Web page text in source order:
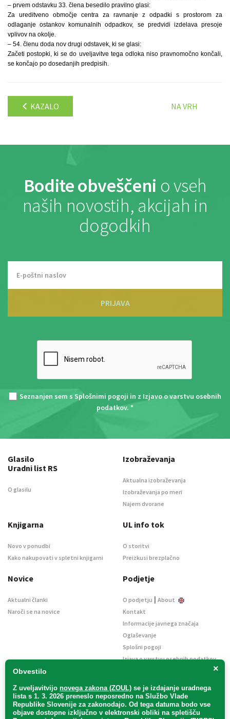
– prvem odstavku 33. člena besedilo pravilno glasi:
Za ureditveno območje centra za ravnanje z odpadki s prostorom za
odlaganje ostankov komunalnih odpadkov, se predvidi izdelava presoje
vplivov na okolje.
– 54. členu doda nov drugi odstavek, ki se glasi:
Začeti postopki, ki se do uveljavitve tega odloka niso pravnomočno končali,
se končajo po dosedanjih predpisih.
KAZALO NA VRH
Bodite obveščeni o vseh
naših novostih, akcijah in
dogodkih
PRIJAVA
Seznanjen sem s Splošnimi pogoji in z Izjavo o varstvu osebnih
podatkov. *
×
Obvestilo
Z uveljavitvijo novega zakona (ZOUL) se je izdajanje uradnega
lista s 1. 3. 2026 preneslo neposredno na Službo Vlade
Republike Slovenije za zakonodajo. Od tega datuma bodo vse
objave dostopne izključno v elektronski obliki na spletišču
Glasilo
Uradni list RS
O glasilu
Izobraževanja
Aktualna izobraževanja
Izobraževanja po meri
Najem dvorane
Knjigarna
Novo v ponudbi
Kako nakupovati v spletni knjigarni
UL info tok
O storitvi
Preizkusi brezplačno
Novice
Aktualni članki
Naroči se na novice
Podjetje
O podjetju | About
Kontakt
Informacije javnega značaja
Oglaševanje
Splošni pogoji
Izjava o varstvu osebnih podatkov